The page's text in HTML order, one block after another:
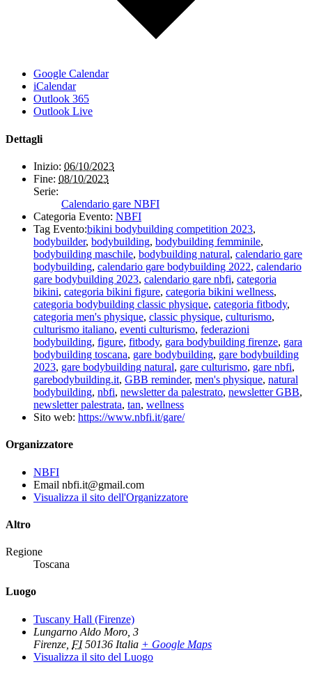
Google Calendar
iCalendar
Outlook 365
Outlook Live
Dettagli
Inizio: 06/10/2023
Fine: 08/10/2023
Serie:
Calendario gare NBFI
Categoria Evento: NBFI
Tag Evento:bikini bodybuilding competition 2023,
bodybuilder, bodybuilding, bodybuilding femminile,
bodybuilding maschile, bodybuilding natural, calendario gare
bodybuilding, calendario gare bodybuilding 2022, calendario
gare bodybuilding 2023, calendario gare nbfi, categoria
bikini, categoria bikini figure, categoria bikini wellness,
categoria bodybuilding classic physique, categoria fitbody,
categoria men's physique, classic physique, culturismo,
culturismo italiano, eventi culturismo, federazioni
bodybuilding, figure, fitbody, gara bodybuilding firenze, gara
bodybuilding toscana, gare bodybuilding, gare bodybuilding
2023, gare bodybuilding natural, gare culturismo, gare nbfi,
garebodybuilding.it, GBB reminder, men's physique, natural
bodybuilding, nbfi, newsletter da palestrato, newsletter GBB,
newsletter palestrata, tan, wellness
Sito web: https://www.nbfi.it/gare/
Organizzatore
NBFI
Email nbfi.it@gmail.com
Visualizza il sito dell'Organizzatore
Altro
Regione
Toscana
Luogo
Tuscany Hall (Firenze)
Lungarno Aldo Moro, 3
Firenze FI 50136 Italia + Google Maps
Visualizza il sito del Luogo